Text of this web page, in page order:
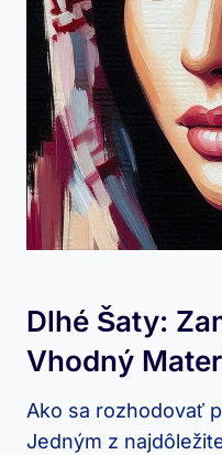
Dlhé Šaty:
Vhodný
Ako ⁣sa rozhodovať
Jedným z